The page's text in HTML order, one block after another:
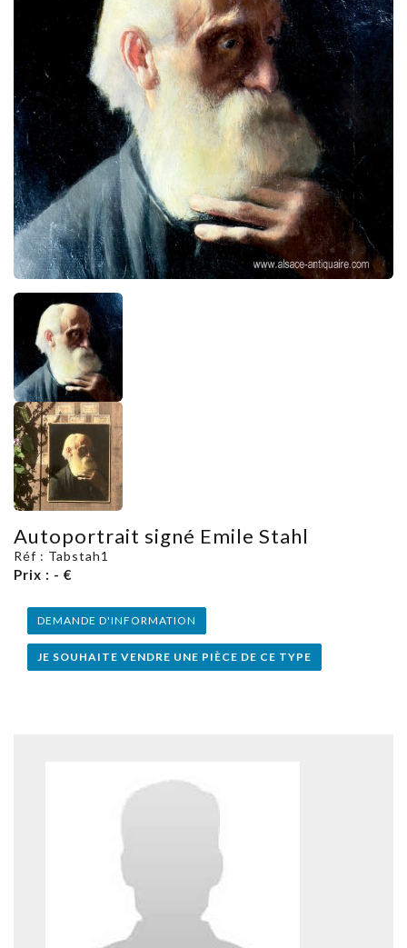
Autoportrait signé Emile Stahl
Réf : Tabstah1
Prix : - €
DEMANDE D'INFORMATION
JE SOUHAITE VENDRE UNE PIÈCE DE CE TYPE